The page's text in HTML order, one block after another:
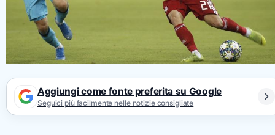
Aggiungi come fonte preferita su Google
Seguici più facilmente nelle notizie consigliate